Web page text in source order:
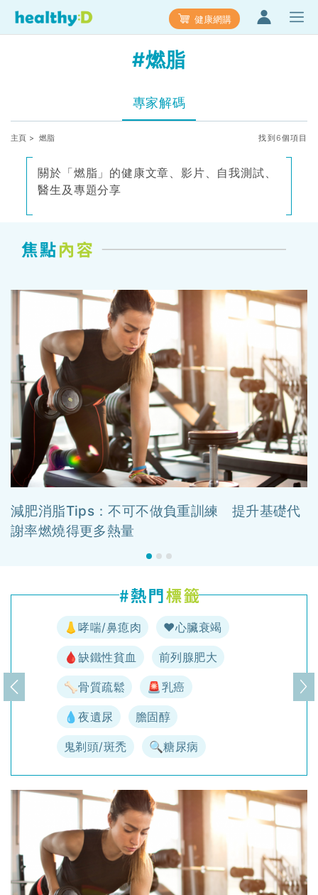
健康網購
#燃脂
專家解碼
主頁 > 燃脂 找到6個項目
關於「燃脂」的健康文章、影片、自我測試、
醫生及專題分享
減肥消脂Tips：不可不做負重訓練 提升基礎代
謝率燃燒得更多熱量
👃哮喘/鼻瘜肉 ♥️心臟衰竭
🩸缺鐵性貧血 前列腺肥大
🦴骨質疏鬆 🚨乳癌
💧夜遺尿 膽固醇
鬼剃頭/斑禿 🔍糖尿病
上一頁 下